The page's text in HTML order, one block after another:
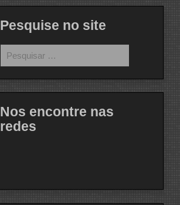
Pesquise no site
por:
Nos encontre nas
redes